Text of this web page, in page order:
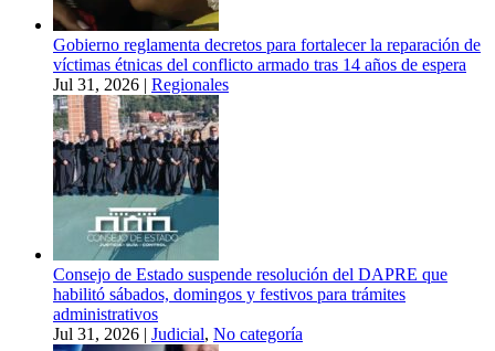
Gobierno reglamenta decretos para fortalecer la reparación de
víctimas étnicas del conflicto armado tras 14 años de espera
Jul 31, 2026 | Regionales
Consejo de Estado suspende resolución del DAPRE que
habilitó sábados, domingos y festivos para trámites
administrativos
Jul 31, 2026 | Judicial, No categoría